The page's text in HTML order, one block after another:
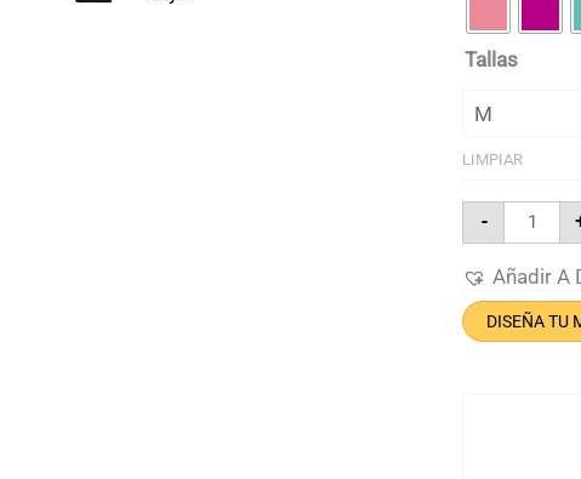
Tallas
LIMPIAR
-
Style
Añadir A
DISEÑA TU